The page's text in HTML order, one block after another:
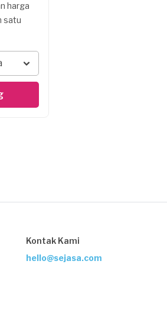
harga
satu
Kontak Kami
hello@sejasa.com